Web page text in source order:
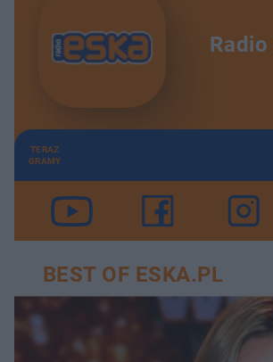
TERAZ
GRAMY
BEST OF ESKA.PL